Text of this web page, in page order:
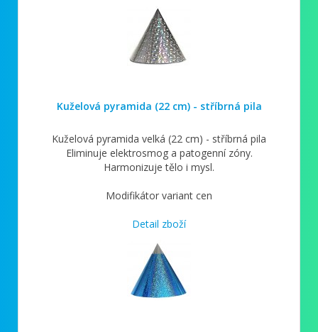
Kuželová pyramida (22 cm) - stříbrná pila
Kuželová pyramida velká (22 cm) - stříbrná pila
Eliminuje elektrosmog a patogenní zóny.
Harmonizuje tělo i mysl.
Modifikátor variant cen
Detail zboží